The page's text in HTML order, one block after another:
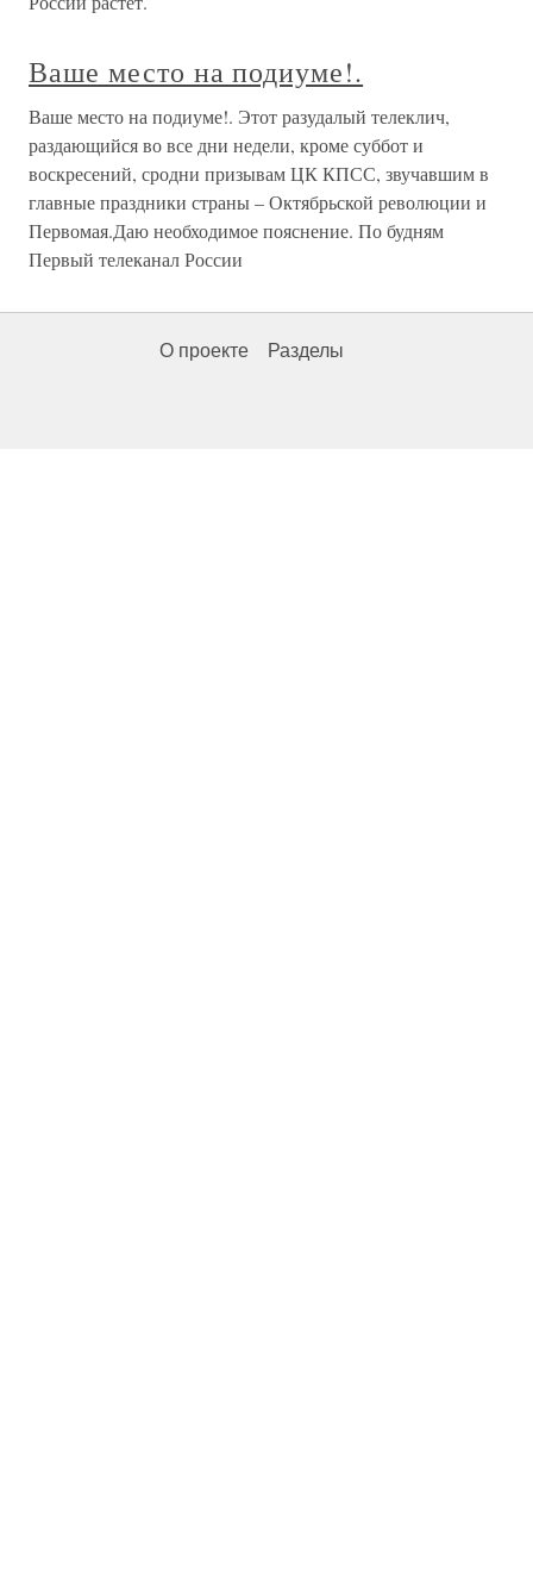
Ваше место на подиуме!.
Ваше место на подиуме!. Этот разудалый телеклич,
раздающийся во все дни недели, кроме суббот и
воскресений, сродни призывам ЦК КПСС, звучавшим в
главные праздники страны – Октябрьской революции и
Первомая.Даю необходимое пояснение. По будням
Первый телеканал России
О проекте Разделы